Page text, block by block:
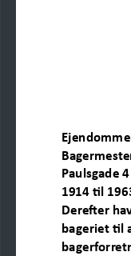
Paulsgade
1914 til
Derefter
bageriet til